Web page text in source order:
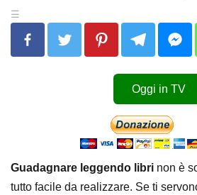
Oggi in TV
Guadagnare leggendo libri non è
tutto facile da realizzare. Se ti